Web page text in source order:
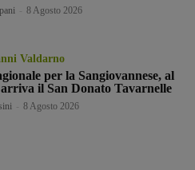
8 Agosto 2026
Valdarno
per la Sangiovannese, al
il San Donato Tavarnelle
8 Agosto 2026